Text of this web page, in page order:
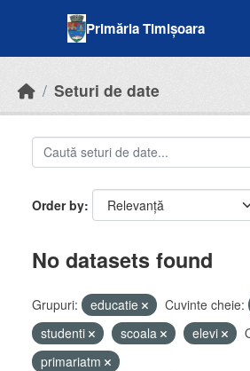
Primăria Timișoara
Seturi de date
Order by
No datasets found
Grupuri: educatie Cuvinte cheie:
studenti
scoala elevi
primariatm